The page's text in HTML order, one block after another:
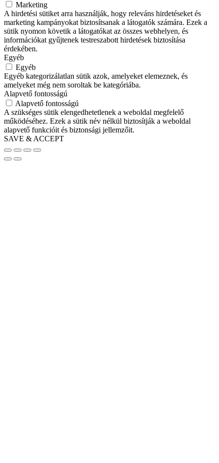
Marketing
A hirdetési sütiket arra használják, hogy releváns hirdetéseket és
marketing kampányokat biztosítsanak a látogatók számára. Ezek a
sütik nyomon követik a látogatókat az összes webhelyen, és
információkat gyűjtenek testreszabott hirdetések biztosítása
érdekében.
Egyéb
Egyéb
Egyéb kategorizálatlan sütik azok, amelyeket elemeznek, és
amelyeket még nem soroltak be kategóriába.
Alapvető fontosságú
Alapvető fontosságú
A szükséges sütik elengedhetetlenek a weboldal megfelelő
működéséhez. Ezek a sütik név nélkül biztosítják a weboldal
alapvető funkcióit és biztonsági jellemzőit.
SAVE & ACCEPT